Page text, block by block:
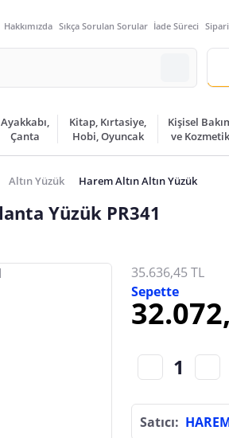
Hakkımızda Sıkça Sorulan Sorular İade Süreci
Ayakkabı,
Çanta
Kitap, Kırtasiye,
Hobi, Oyuncak
Kişisel
ve Kozmetik
Altın Yüzük Harem Altın Altın Yüzük
Yüzük PR341
35.636,45 TL
Sepette
Satıcı: